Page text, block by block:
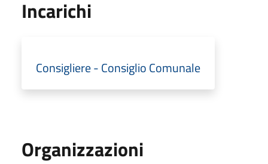
Incarichi
Consigliere - Consiglio Comunale
Organizzazioni